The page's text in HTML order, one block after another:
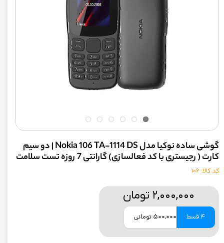
گوشی ساده نوکیا مدل Nokia 106 TA-1114 DS | دو سیم
کارت ( رجیستری با کد فعالسازی) گارانتی 7 روزه تست سلامت
کد کالا: 106
۲,۰۰۰,۰۰۰ تومان
4 قسط 500,000 تومانی